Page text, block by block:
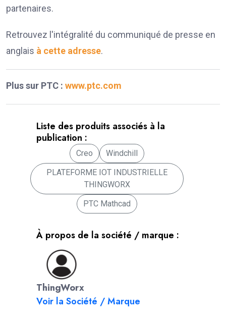
partenaires.
Retrouvez l'intégralité du communiqué de presse en
anglais à cette adresse.
Plus sur PTC : www.ptc.com
Liste des produits associés à la
publication :
Creo
Windchill
PLATEFORME IOT INDUSTRIELLE
THINGWORX
PTC Mathcad
À propos de la société / marque :
ThingWorx
Voir la Société / Marque